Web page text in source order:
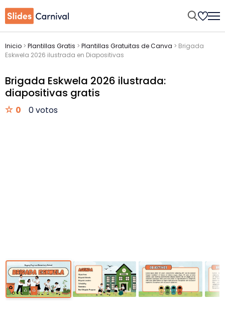
Inicio > Plantillas Gratis > Plantillas Gratuitas de Canva > Brigada
Eskwela 2026 ilustrada en Diapositivas
Brigada Eskwela 2026 ilustrada:
diapositivas gratis
0 0 votos